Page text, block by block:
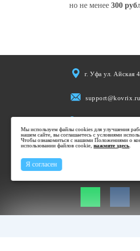
но не менее 300
г. Уфа ул. Айская
support@kovrix.ru
Пн-Пт: 10:00 -
Мы используем файлы cookies для улучшения
нашем сайте, вы соглашаетесь с условиями
Чтобы ознакомиться с нашими Положениями о
использовании файлов cookie,нажмите здесь.
Я согласен